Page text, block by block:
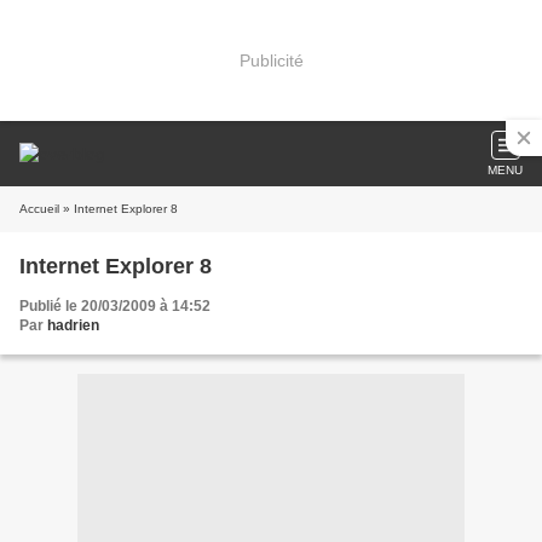
Publicité
MENU
Accueil » Internet Explorer 8
Internet Explorer 8
Publié le 20/03/2009 à 14:52
Par hadrien